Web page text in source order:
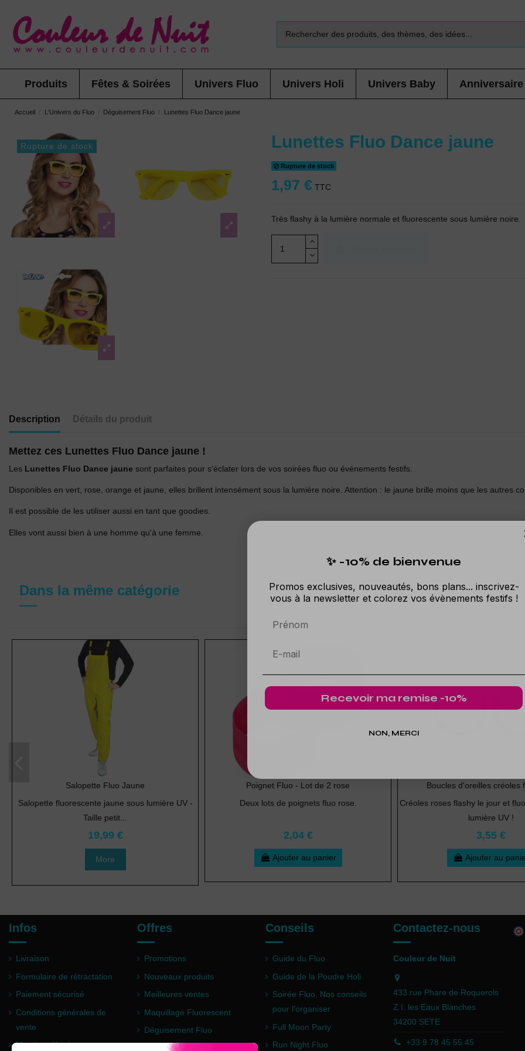
Produits Fêtes & Soirées Univers Fluo Univers Holi Univers Baby Anniversaire
Accueil L'Univers du Fluo Déguisement Fluo Lunettes Fluo Dance jaune
Rupture de stock Lunettes Fluo Dance jaune
Rupture de stock
1,97 € TTC
Très flashy à la lumière normale et fluorescente sous lumière noire.
Description Détails du produit
Mettez ces Lunettes Fluo Dance jaune !
Les Lunettes Fluo Dance jaune sont parfaites pour s'éclater lors de vos soirées fluo ou événements festifs.
Disponibles en vert, rose, orange et jaune, elles brillent intensément sous la lumière noire. Attention : le jaune brille moins que les autres
Il est possible de les utiliser aussi en tant que goodies.
Elles vont aussi bien à une homme qu'à une femme.
Dans la même catégorie
Salopette Fluo Jaune
Salopette fluorescente jaune sous lumière UV -
Taille petit...
19,99 €
More
Poignet Fluo - Lot de 2 rose
Deux lots de poignets fluo rose.
2,04 €
Ajouter au panier
Boucles d'oreilles créoles
Créoles roses flashy le jour et
lumière UV !
3,55 €
Ajouter au
Infos
Livraison
Formulaire de rétractation
Paiement sécurisé
Conditions générales de
vente
Mentions légales
Offres
Promotions
Nouveaux produits
Meilleures ventes
Maquillage Fluorescent
Déguisement Fluo
Poudre Holi
Conseils
Guide du Fluo
Guide de la Poudre Holi
Soirée Fluo, Nos conseils
pour l'organiser
Full Moon Party
Run Night Fluo
Contactez-nous
Couleur de Nuit
433 rue Phare de Roquerols
Z.I. les Eaux Blanches
34200 SETE
+33 9 78 45 55 45
✨ -10% de bienvenue
Promos exclusives, nouveautés, bons plans... inscrivez-
vous à la newsletter et colorez vos évènements festifs !
Prénom
Recevoir ma remise -10%
NON, MERCI